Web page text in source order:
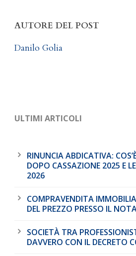
AUTORE DEL POST
Danilo Golia
ULTIMI ARTICOLI
RINUNCIA ABDICATIVA:
DOPO CASSAZIONE 2025 E
2026
COMPRAVENDITA
DEL PREZZO PRESSO IL
SOCIETÀ TRA
DAVVERO CON IL DECRETO